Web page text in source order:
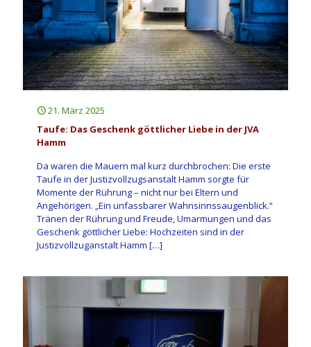
21. März 2025
Taufe: Das Geschenk göttlicher Liebe in der JVA
Hamm
Da waren die Mauern mal kurz durchbrochen: Die erste
Taufe in der Justizvollzugsanstalt Hamm sorgte für
Momente der Rührung – nicht nur bei Eltern und
Angehörigen. „Ein unfassbarer Wahnsinnssaugenblick.“
Tränen der Rührung und Freude, Umarmungen und das
Geschenk göttlicher Liebe: Hochzeiten sind in der
Justizvollzuganstalt Hamm […]